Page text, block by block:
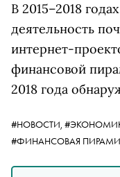
В 2015–2018
деятельность
интернет-
финансовой
2018 года
#НОВОСТИ,
#ФИНАНСОВАЯ